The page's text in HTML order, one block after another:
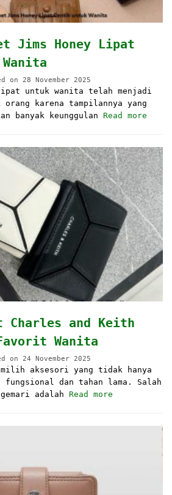
Jims Honey Lipat
on 28 November 2025
lipat untuk wanita telah menjadi
karena tampilannya yang
banyak keunggulan Read more
Charles and Keith
Wanita
on 24 November 2025
aksesori yang tidak hanya
dan tahan lama. Salah
adalah Read more